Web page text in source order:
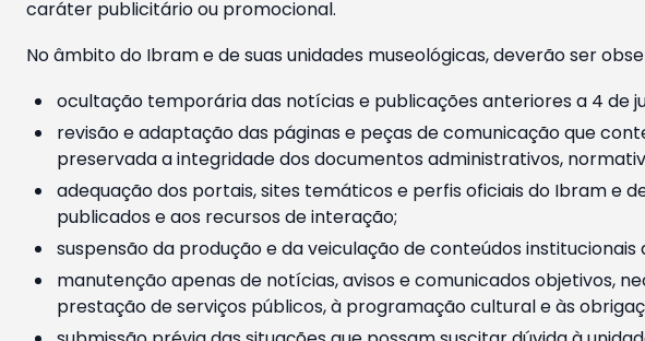
caráter publicitário ou promocional.
No âmbito do Ibram e de suas unidades museológicas, deverão ser
ocultação temporária das notícias e publicações anteriores a 4 de
revisão e adaptação das páginas e peças de comunicação que
preservada a integridade dos documentos administrativos,
adequação dos portais, sites temáticos e perfis oficiais do Ibram e
publicados e aos recursos de interação;
suspensão da produção e da veiculação de conteúdos
manutenção apenas de notícias, avisos e comunicados objetivos,
prestação de serviços públicos, à programação cultural e às